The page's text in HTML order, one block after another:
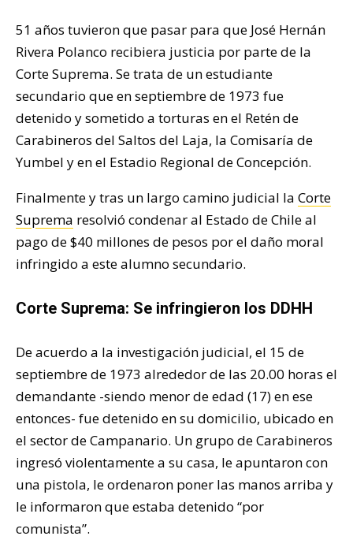
51 años tuvieron que pasar para que José Hernán
Rivera Polanco recibiera justicia por parte de la
Corte Suprema. Se trata de un estudiante
secundario que en septiembre de 1973 fue
detenido y sometido a torturas en el Retén de
Carabineros del Saltos del Laja, la Comisaría de
Yumbel y en el Estadio Regional de Concepción.
Finalmente y tras un largo camino judicial la Corte
Suprema resolvió condenar al Estado de Chile al
pago de $40 millones de pesos por el daño moral
infringido a este alumno secundario.
Corte Suprema: Se infringieron los DDHH
De acuerdo a la investigación judicial, el 15 de
septiembre de 1973 alrededor de las 20.00 horas el
demandante -siendo menor de edad (17) en ese
entonces- fue detenido en su domicilio, ubicado en
el sector de Campanario. Un grupo de Carabineros
ingresó violentamente a su casa, le apuntaron con
una pistola, le ordenaron poner las manos arriba y
le informaron que estaba detenido “por
comunista”.